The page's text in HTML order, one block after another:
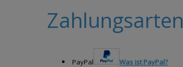
Zahlungsarten
PayPal Was ist PayPal?